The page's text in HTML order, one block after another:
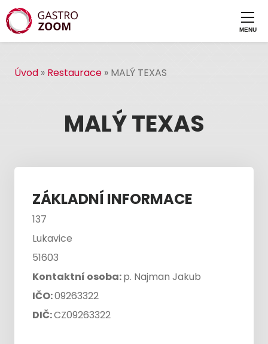
Úvod » Restaurace » MALÝ TEXAS
MALÝ TEXAS
ZÁKLADNÍ INFORMACE
137
Lukavice
51603
Kontaktní osoba:p. Najman Jakub
IČO:09263322
DIČ:CZ09263322